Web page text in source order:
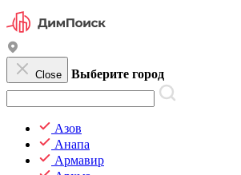
Close Выберите город
Азов
Анапа
Армавир